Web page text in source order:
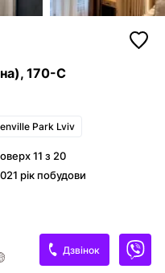
170-С
Park Lviv
11 з 20
рік побудови
Дзвінок